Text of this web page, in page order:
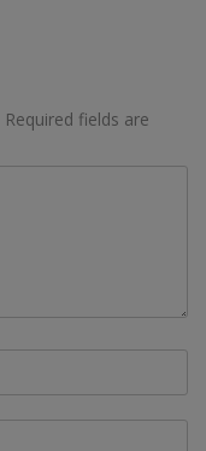
Required fields are